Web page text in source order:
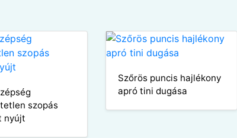
szopás
nyújt
Szőrös puncis hajlékony
apró tini dugása